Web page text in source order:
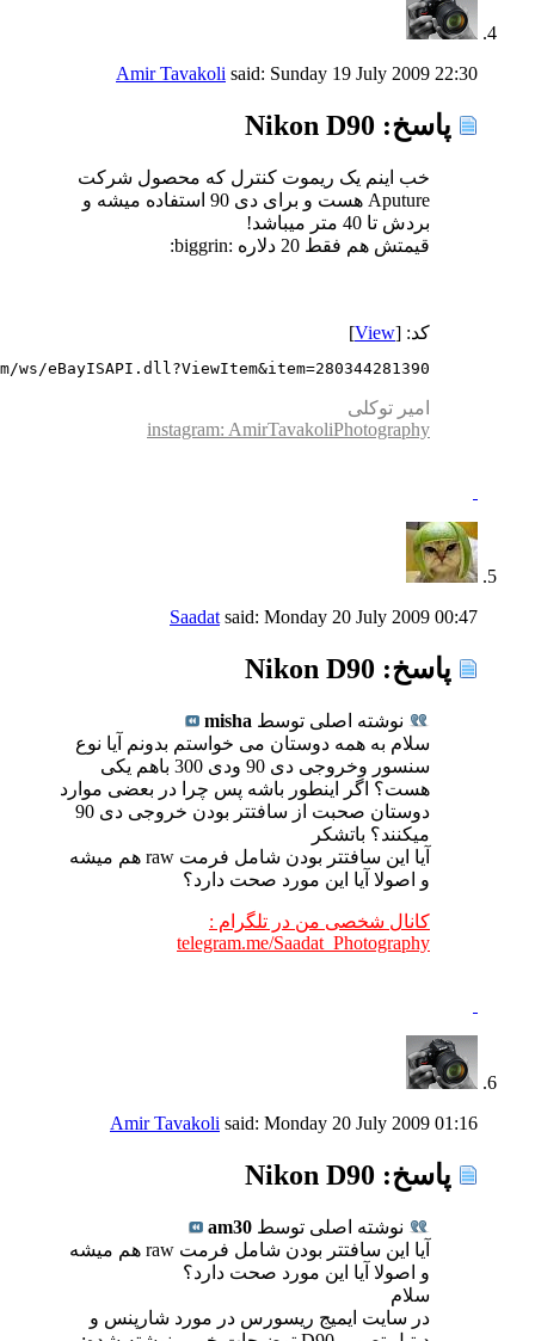
Amir Tavakoli said: Sunday 19 July 2009 22:30
پاسخ: Nikon D90
خب اینم یک ریموت کنترل که محصول شرکت
Aputure هست و برای دی 90 استفاده میشه و
بردش تا 40 متر میباشد!
قیمتش هم فقط 20 دلاره :biggrin:
کد: [View
]
eBayISAPI.dll?ViewItem&item=280344281390
امیر توکلی
instagram: AmirTavakoliPhotography
Saadat said: Monday 20 July 2009 00:47
پاسخ: Nikon D90
نوشته اصلی توسط misha
سلام به همه دوستان می خواستم بدونم آیا نوع
سنسور وخروجی دی 90 ودی 300 باهم یکی
هست؟ اگر اینطور باشه پس چرا در بعضی موارد
دوستان صحبت از سافتتر بودن خروجی دی 90
میکنند؟ باتشکر
آیا این سافتتر بودن شامل فرمت raw هم میشه
و اصولا آیا این مورد صحت دارد؟
کانال شخصی من در تلگرام :
telegram.me/Saadat_Photography
Amir Tavakoli said: Monday 20 July 2009 01:16
پاسخ: Nikon D90
نوشته اصلی توسط am30
آیا این سافتتر بودن شامل فرمت raw هم میشه
و اصولا آیا این مورد صحت دارد؟
سلام
در سایت ایمیج ریسورس در مورد شارپنس و